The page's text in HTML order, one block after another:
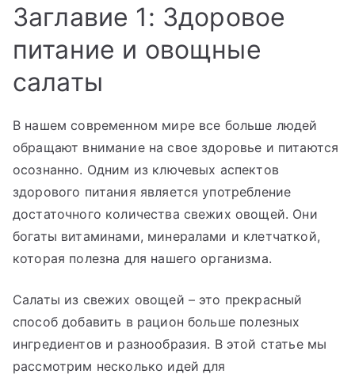
Заглавие 1: Здоровое
питание и овощные
салаты
В нашем современном мире все больше людей
обращают внимание на свое здоровье и питаются
осознанно. Одним из ключевых аспектов
здорового питания является употребление
достаточного количества свежих овощей. Они
богаты витаминами, минералами и клетчаткой,
которая полезна для нашего организма.
Салаты из свежих овощей – это прекрасный
способ добавить в рацион больше полезных
ингредиентов и разнообразия. В этой статье мы
рассмотрим несколько идей для